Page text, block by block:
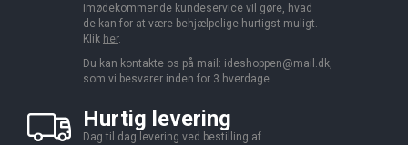
imødekommende kundeservice vil gøre, hvad
de kan for at være behjælpelige hurtigst muligt.
Klik her.
Du kan kontakte os på mail: ideshoppen@mail.dk,
som vi besvarer inden for 3 hverdage.
Hurtig levering
Dag til dag levering ved bestilling af